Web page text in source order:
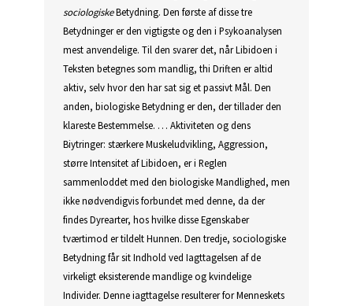
sociologiskeBetydning. Den første af disse tre
Betydninger er den vigtigste og den i Psykoanalysen
mest anvendelige. Til den svarer det, når Libidoen i
Teksten betegnes som mandlig, thi Driften er altid
aktiv, selv hvor den har sat sig et passivt Mål. Den
anden, biologiske Betydning er den, der tillader den
klareste Bestemmelse. … Aktiviteten og dens
Biytringer: stærkere Muskeludvikling, Aggression,
større Intensitet af Libidoen, er i Reglen
sammenloddet med den biologiske Mandlighed, men
ikke nødvendigvis forbundet med denne, da der
findes Dyrearter, hos hvilke disse Egenskaber
tværtimod er tildelt Hunnen. Den tredje, sociologiske
Betydning får sit Indhold ved Iagttagelsen af de
virkeligt eksisterende mandlige og kvindelige
Individer. Denne iagttagelse resulterer for Menneskets